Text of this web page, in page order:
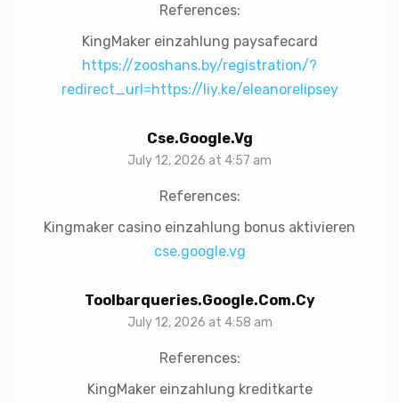
References:
KingMaker einzahlung paysafecard
https://zooshans.by/registration/?
redirect_url=https://liy.ke/eleanorelipsey
Cse.google.vg
July 12, 2026 at 4:57 am
References:
Kingmaker casino einzahlung bonus aktivieren
cse.google.vg
Toolbarqueries.google.com.cy
July 12, 2026 at 4:58 am
References:
KingMaker einzahlung kreditkarte